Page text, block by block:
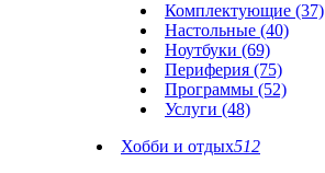
Комплектующие (37)
Настольные (40)
Ноутбуки (69)
Периферия (75)
Программы (52)
Услуги (48)
Хобби и отдых512